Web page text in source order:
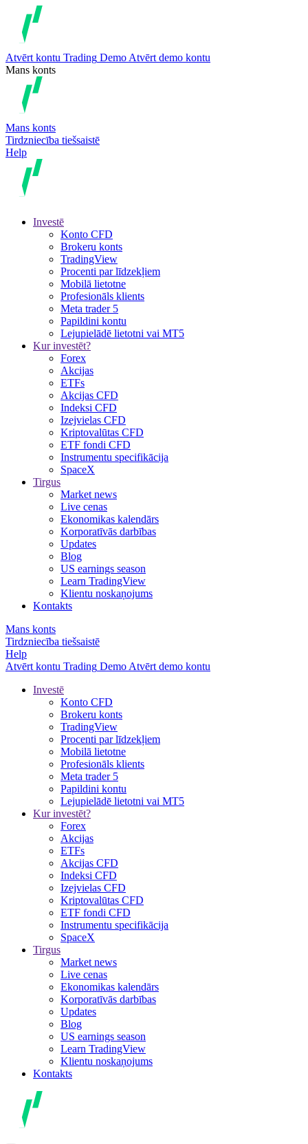
Atvērt kontu Trading Demo Atvērt demo kontu
Mans konts
Mans konts
Tirdzniecība tiešsaistē
Help
Investē
Konto CFD
Brokeru konts
TradingView
Procenti par līdzekļiem
Mobilā lietotne
Profesionāls klients
Meta trader 5
Papildini kontu
Lejupielādē lietotni vai MT5
Kur investēt?
Forex
Akcijas
ETFs
Akcijas CFD
Indeksi CFD
Izejvielas CFD
Kriptovalūtas CFD
ETF fondi CFD
Instrumentu specifikācija
SpaceX
Tirgus
Market news
Live cenas
Ekonomikas kalendārs
Korporatīvās darbības
Updates
Blog
US earnings season
Learn TradingView
Klientu noskaņojums
Kontakts
Mans konts
Tirdzniecība tiešsaistē
Help
Atvērt kontu Trading Demo Atvērt demo kontu
Investē
Konto CFD
Brokeru konts
TradingView
Procenti par līdzekļiem
Mobilā lietotne
Profesionāls klients
Meta trader 5
Papildini kontu
Lejupielādē lietotni vai MT5
Kur investēt?
Forex
Akcijas
ETFs
Akcijas CFD
Indeksi CFD
Izejvielas CFD
Kriptovalūtas CFD
ETF fondi CFD
Instrumentu specifikācija
SpaceX
Tirgus
Market news
Live cenas
Ekonomikas kalendārs
Korporatīvās darbības
Updates
Blog
US earnings season
Learn TradingView
Klientu noskaņojums
Kontakts